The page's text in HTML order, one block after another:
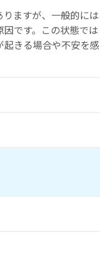
ますが、一般的には
です。この状態では
きる場合や不安を感